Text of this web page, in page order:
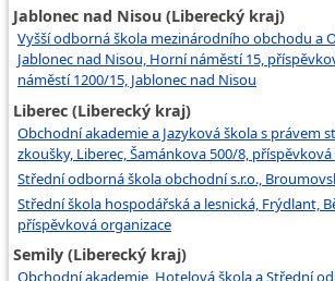
Jablonec nad Nisou (Liberecký kraj)
Vyšší odborná škola mezinárodního obchodu a
Jablonec nad Nisou, Horní náměstí 15,
náměstí 1200/15, Jablonec nad Nisou
Liberec (Liberecký kraj)
Obchodní akademie a Jazyková škola s právem
zkoušky, Liberec, Šamánkova 500/8,
Střední odborná škola obchodní s.r.o.,
Střední škola hospodářská a lesnická, Frýdlant,
příspěvková organizace
Semily (Liberecký kraj)
Obchodní akademie, Hotelová škola a Střední